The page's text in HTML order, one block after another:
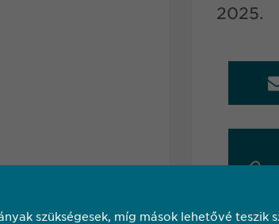
2025.
szükségesek, míg mások lehetővé